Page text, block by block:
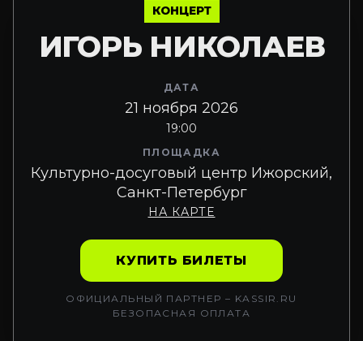
КОНЦЕРТ
ИГОРЬ НИКОЛАЕВ
ДАТА
21 ноября 2026
19:00
ПЛОЩАДКА
Культурно-досуговый центр Ижорский,
Санкт-Петербург
НА КАРТЕ
КУПИТЬ БИЛЕТЫ
ОФИЦИАЛЬНЫЙ ПАРТНЕР – KASSIR.RU
БЕЗОПАСНАЯ ОПЛАТА